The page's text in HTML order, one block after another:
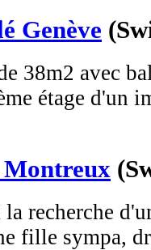
Genève
38m2 avec
étage d'un
la recherche
fille sympa,